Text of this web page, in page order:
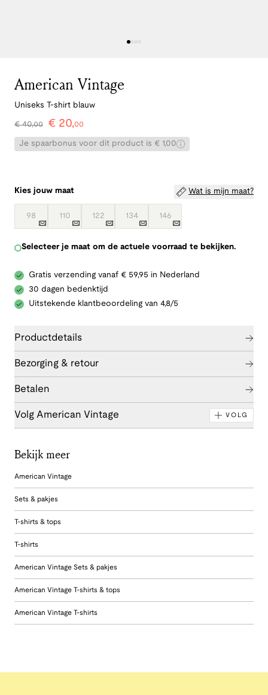
American Vintage
Uniseks T-shirt blauw
€40,00 € 20,00
Je spaarbonus voor dit product is € 1,00
Kies jouw maat Wat is mijn maat?
98 110 122 134 146
Selecteer je maat om de actuele voorraad te bekijken.
Gratis verzending vanaf € 59,95 in Nederland
30 dagen bedenktijd
Uitstekende klantbeoordeling van 4,8/5
Productdetails
Bezorging & retour
Betalen
Volg American Vintage VOLG
Bekijk meer
American Vintage
Sets & pakjes
T-shirts & tops
T-shirts
American Vintage Sets & pakjes
American Vintage T-shirts & tops
American Vintage T-shirts